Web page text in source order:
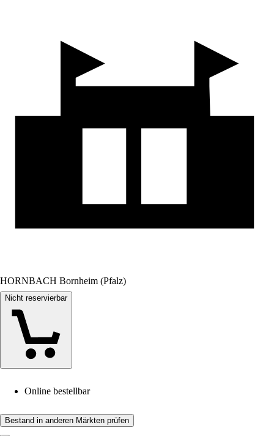
HORNBACH Bornheim (Pfalz)
Nicht reservierbar
Online bestellbar
Bestand in anderen Märkten prüfen